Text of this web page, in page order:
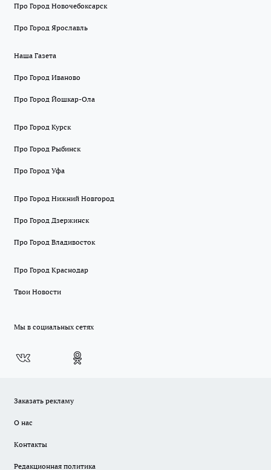
Про Город Новочебоксарск
Про Город Ярославль
Наша Газета
Про Город Иваново
Про Город Йошкар-Ола
Про Город Курск
Про Город Рыбинск
Про Город Уфа
Про Город Нижний Новгород
Про Город Дзержинск
Про Город Владивосток
Про Город Краснодар
Твои Новости
Мы в социальных сетях
Заказать рекламу
О нас
Контакты
Редакционная политика